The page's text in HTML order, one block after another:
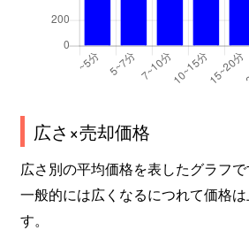
広さ×売却価格
広さ別の平均価格を表したグラフで
一般的には広くなるにつれて価格
す。